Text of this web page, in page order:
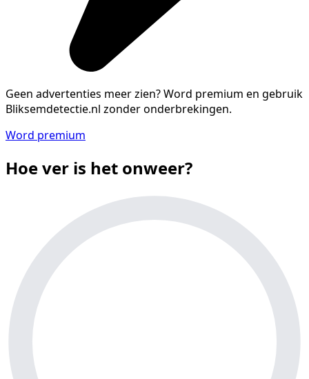
Geen advertenties meer zien?Word premium en gebruik
Bliksemdetectie.nl zonder onderbrekingen.
Word premium
Hoe ver is het onweer?